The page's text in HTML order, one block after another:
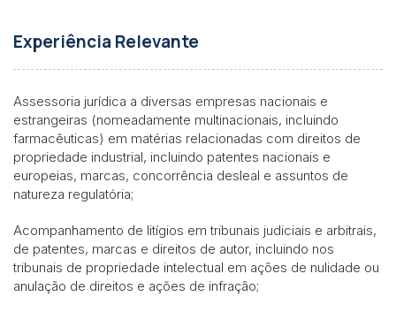
Experiência Relevante
Assessoria jurídica a diversas empresas nacionais e
estrangeiras (nomeadamente multinacionais, incluindo
farmacêuticas) em matérias relacionadas com direitos de
propriedade industrial, incluindo patentes nacionais e
europeias, marcas, concorrência desleal e assuntos de
natureza regulatória;
Acompanhamento de litígios em tribunais judiciais e arbitrais,
de patentes, marcas e direitos de autor, incluindo nos
tribunais de propriedade intelectual em ações de nulidade ou
anulação de direitos e ações de infração;